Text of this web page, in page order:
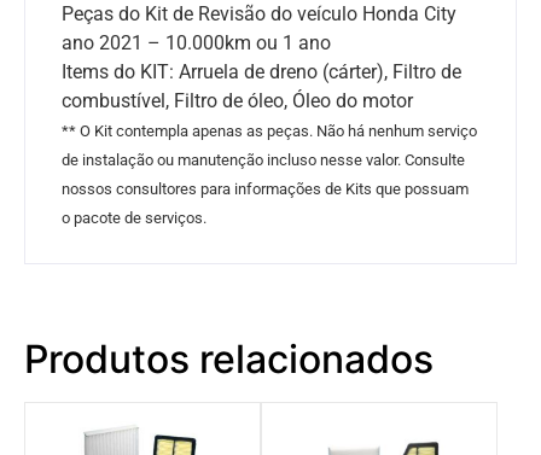
Peças do Kit de Revisão do veículo Honda City
ano 2021 – 10.000km ou 1 ano
Items do KIT: Arruela de dreno (cárter), Filtro de
combustível, Filtro de óleo, Óleo do motor
** O Kit contempla apenas as peças. Não há nenhum serviço
de instalação ou manutenção incluso nesse valor. Consulte
nossos consultores para informações de Kits que possuam
o pacote de serviços.
Produtos relacionados